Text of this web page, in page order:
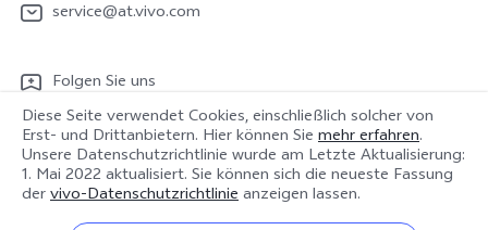
Log aktualisieren
LUTs für Log-Wiederherstellung
service@at.vivo.com
Folgen Sie uns
Österreich | Land/Region auswählen
Diese Seite verwendet Cookies, einschließlich solcher von
Erst- und Drittanbietern. Hier können Sie mehr erfahren.
Unsere Datenschutzrichtlinie wurde am Letzte Aktualisierung:
1. Mai 2022 aktualisiert. Sie können sich die neueste Fassung
dervivo-Datenschutzrichtlinieanzeigen lassen.